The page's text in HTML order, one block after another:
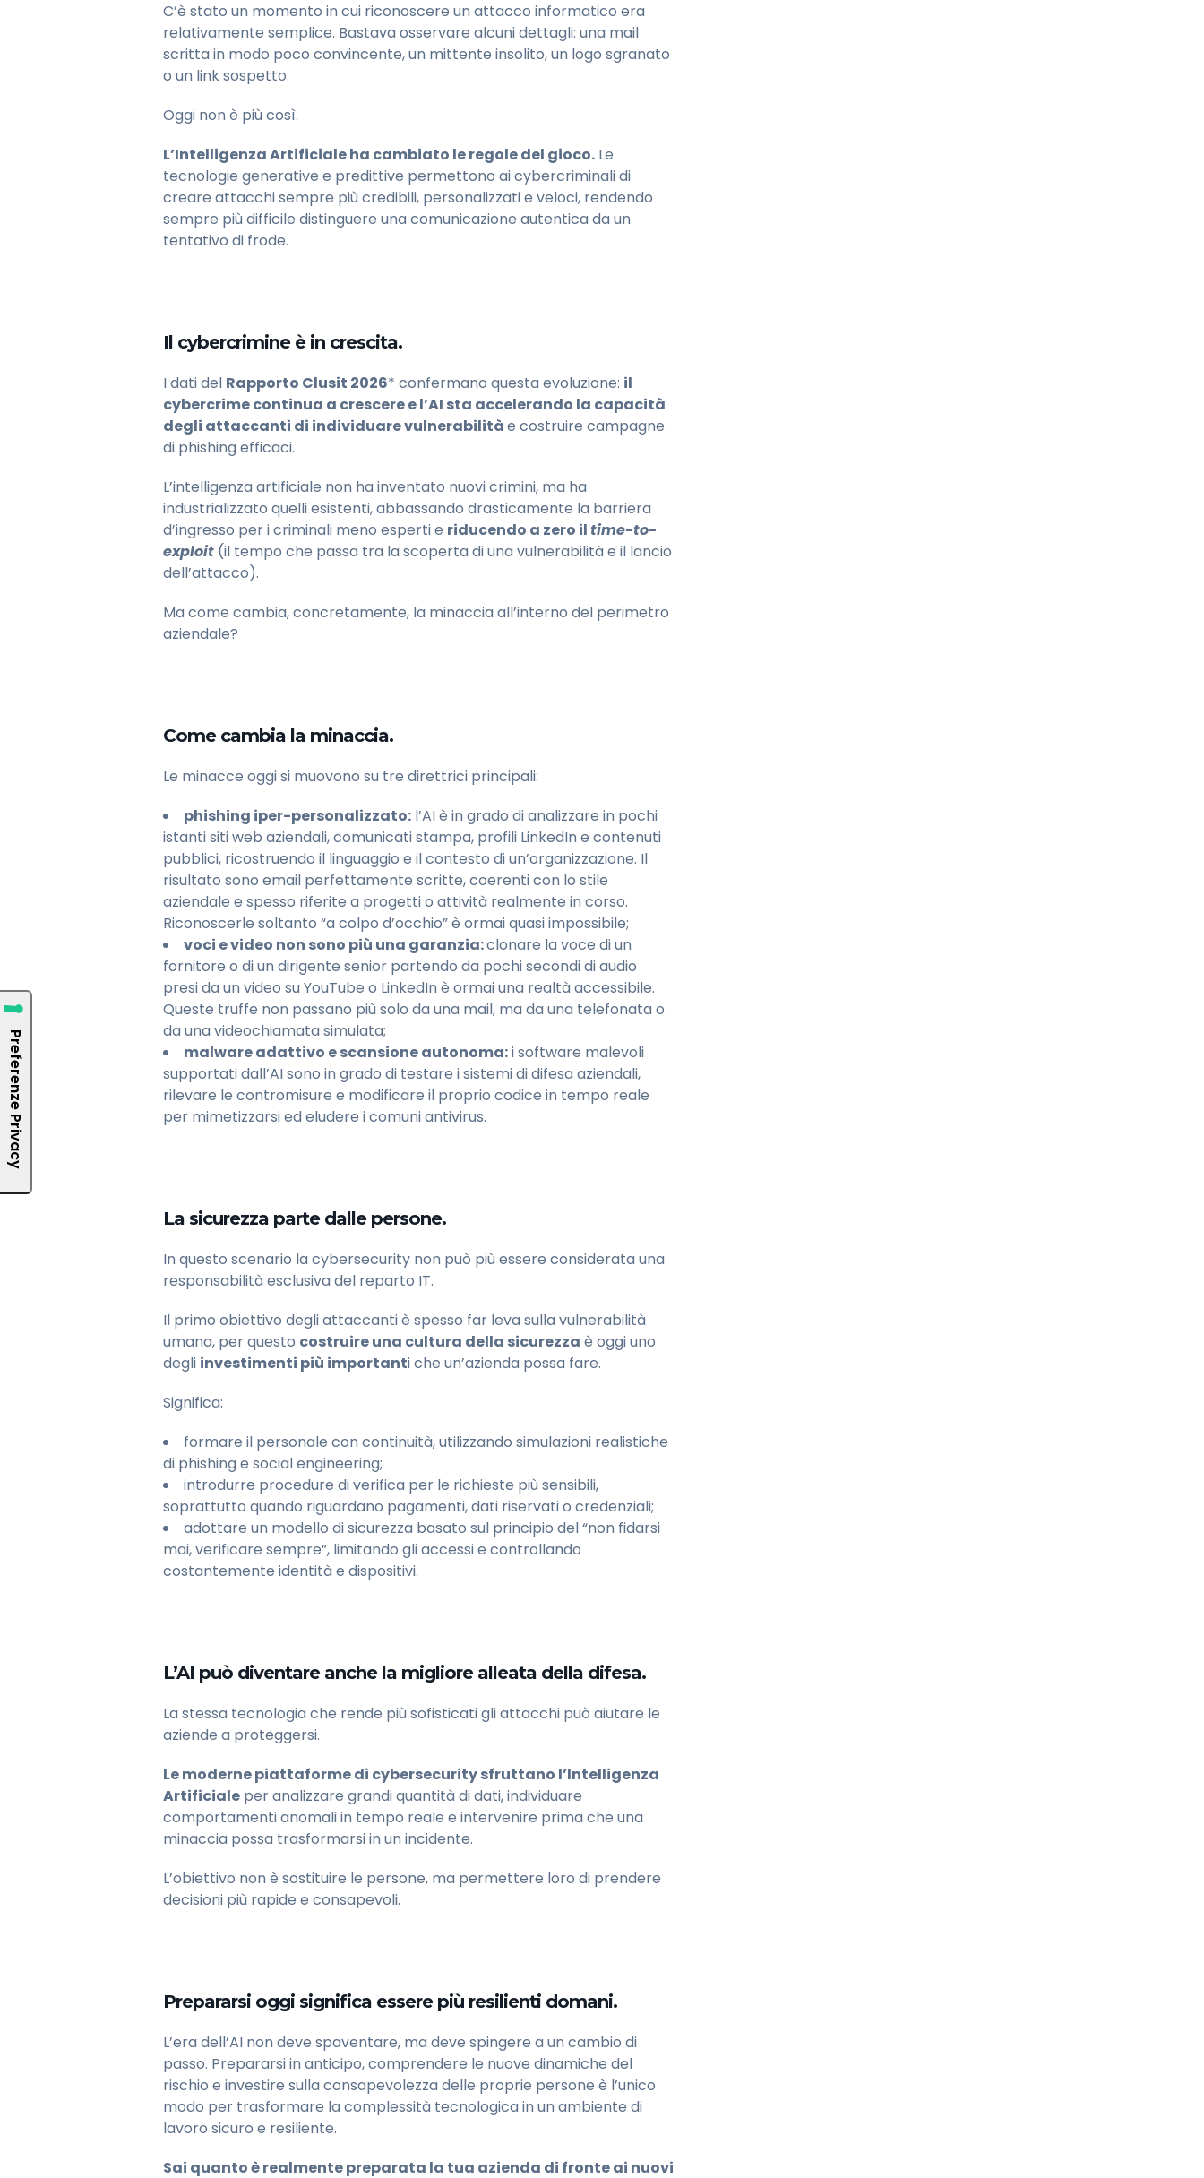
C’è stato un momento in cui riconoscere un attacco informatico era
relativamente semplice. Bastava osservare alcuni dettagli: una mail
scritta in modo poco convincente, un mittente insolito, un logo sgranato
o un link sospetto.
Oggi non è più così.
L’Intelligenza Artificiale ha cambiato le regole del gioco. Le
tecnologie generative e predittive permettono ai cybercriminali di
creare attacchi sempre più credibili, personalizzati e veloci, rendendo
sempre più difficile distinguere una comunicazione autentica da un
tentativo di frode.
Il cybercrimine è in crescita.
I dati del Rapporto Clusit 2026* confermano questa evoluzione: il
cybercrime continua a crescere e l’AI sta accelerando la capacità
degli attaccanti di individuare vulnerabilitàe costruire campagne
di phishing efficaci.
L’intelligenza artificiale non ha inventato nuovi crimini, ma ha
industrializzato quelli esistenti, abbassando drasticamente la barriera
d’ingresso per i criminali meno esperti e riducendo a zero iltime-to-
exploit (il tempo che passa tra la scoperta di una vulnerabilità e il lancio
dell’attacco).
Ma come cambia, concretamente, la minaccia all’interno del perimetro
aziendale?
Come cambia la minaccia.
Le minacce oggi si muovono su tre direttrici principali:
phishing iper-personalizzato: l’AI è in grado di analizzare in pochi
istanti siti web aziendali, comunicati stampa, profili LinkedIn e contenuti
pubblici, ricostruendo il linguaggio e il contesto di un’organizzazione. Il
risultato sono email perfettamente scritte, coerenti con lo stile
aziendale e spesso riferite a progetti o attività realmente in corso.
Riconoscerle soltanto “a colpo d’occhio” è ormai quasi impossibile;
voci e video non sono più una garanzia:clonare la voce di un
fornitore o di un dirigente senior partendo da pochi secondi di audio
presi da un video su YouTube o LinkedIn è ormai una realtà accessibile.
Queste truffe non passano più solo da una mail, ma da una telefonata o
da una videochiamata simulata;
malware adattivo e scansione autonoma:i software malevoli
supportati dall’AI sono in grado di testare i sistemi di difesa aziendali,
rilevare le contromisure e modificare il proprio codice in tempo reale
per mimetizzarsi ed eludere i comuni antivirus.
La sicurezza parte dalle persone.
In questo scenario la cybersecurity non può più essere considerata una
responsabilità esclusiva del reparto IT.
Il primo obiettivo degli attaccanti è spesso far leva sulla vulnerabilità
umana, per questo costruire una cultura della sicurezza è oggi uno
degli investimenti più importanti che un’azienda possa fare.
Significa:
formare il personale con continuità, utilizzando simulazioni realistiche
di phishing e social engineering;
introdurre procedure di verifica per le richieste più sensibili,
soprattutto quando riguardano pagamenti, dati riservati o credenziali;
adottare un modello di sicurezza basato sul principio del “non fidarsi
mai, verificare sempre”, limitando gli accessi e controllando
costantemente identità e dispositivi.
L’AI può diventare anche la migliore alleata della difesa.
La stessa tecnologia che rende più sofisticati gli attacchi può aiutare le
aziende a proteggersi.
Le moderne piattaforme di cybersecurity sfruttano l’Intelligenza
Artificiale per analizzare grandi quantità di dati, individuare
comportamenti anomali in tempo reale e intervenire prima che una
minaccia possa trasformarsi in un incidente.
L’obiettivo non è sostituire le persone, ma permettere loro di prendere
decisioni più rapide e consapevoli.
Prepararsi oggi significa essere più resilienti domani.
L’era dell’AI non deve spaventare, ma deve spingere a un cambio di
passo. Prepararsi in anticipo, comprendere le nuove dinamiche del
rischio e investire sulla consapevolezza delle proprie persone è l’unico
modo per trasformare la complessità tecnologica in un ambiente di
lavoro sicuro e resiliente.
Sai quanto è realmente preparata la tua azienda di fronte ai nuovi